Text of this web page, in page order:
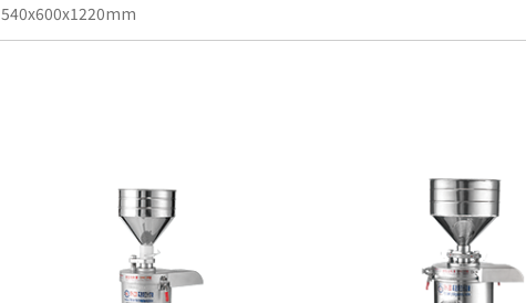
540x600x1220mm